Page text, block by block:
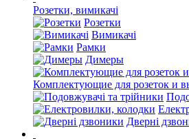
Розетки, вимикачі
Розетки
Вимикачі
Рамки
Димеры
Комплектующие для розеток и
Дверні